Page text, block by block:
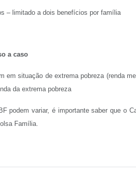
– limitado a dois benefícios por família
a caso
em situação de extrema pobreza (renda
da extrema pobreza
podem variar, é importante saber que o
Família.